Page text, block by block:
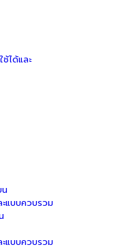
ได้และ
แบบควบรวม
แบบควบรวม